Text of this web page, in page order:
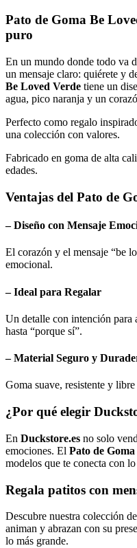
Pato de Goma Be
puro
En un mundo donde todo va
un mensaje claro: quiérete y
Be Loved Verde tiene un
agua, pico naranja y un
Perfecto como regalo
una colección con valores.
Fabricado en goma de alta
edades.
Ventajas del Pato de
– Diseño con Mensaje
El corazón y el mensaje “be
emocional.
– Ideal para Regalar
Un detalle con intención para
hasta “porque sí”.
– Material Seguro y
Goma suave, resistente y
¿Por qué elegir
En Duckstore.es no solo
emociones. El Pato de
modelos que te conecta con
Regala patitos con
Descubre nuestra colección de
animan y abrazan con su
lo más grande.